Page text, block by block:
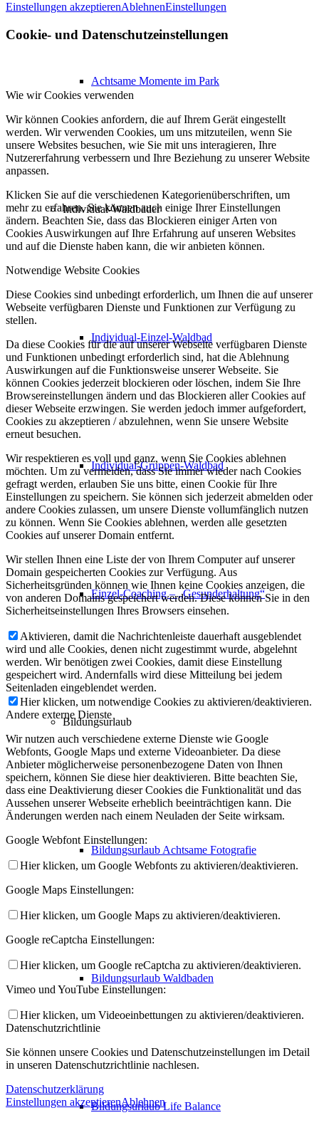
Achtsame Momente im Park
Individual-Waldbäder
Individual-Einzel-Waldbad
Individual-Gruppen-Waldbad
Einzel-Coaching – „Gesunderhaltung“
Bildungsurlaub
Bildungsurlaub Achtsame Fotografie
Bildungsurlaub Waldbaden
Bildungsurlaub Life Balance
Einstellungen akzeptierenAblehnenEinstellungen
Cookie- und Datenschutzeinstellungen
Wie wir Cookies verwenden
Wir können Cookies anfordern, die auf Ihrem Gerät eingestellt
werden. Wir verwenden Cookies, um uns mitzuteilen, wenn Sie
unsere Websites besuchen, wie Sie mit uns interagieren, Ihre
Nutzererfahrung verbessern und Ihre Beziehung zu unserer Website
anpassen.
Klicken Sie auf die verschiedenen Kategorienüberschriften, um
mehr zu erfahren. Sie können auch einige Ihrer Einstellungen
ändern. Beachten Sie, dass das Blockieren einiger Arten von
Cookies Auswirkungen auf Ihre Erfahrung auf unseren Websites
und auf die Dienste haben kann, die wir anbieten können.
Notwendige Website Cookies
Diese Cookies sind unbedingt erforderlich, um Ihnen die auf unserer
Webseite verfügbaren Dienste und Funktionen zur Verfügung zu
stellen.
Da diese Cookies für die auf unserer Webseite verfügbaren Dienste
und Funktionen unbedingt erforderlich sind, hat die Ablehnung
Auswirkungen auf die Funktionsweise unserer Webseite. Sie
können Cookies jederzeit blockieren oder löschen, indem Sie Ihre
Browsereinstellungen ändern und das Blockieren aller Cookies auf
dieser Webseite erzwingen. Sie werden jedoch immer aufgefordert,
Cookies zu akzeptieren / abzulehnen, wenn Sie unsere Website
erneut besuchen.
Wir respektieren es voll und ganz, wenn Sie Cookies ablehnen
möchten. Um zu vermeiden, dass Sie immer wieder nach Cookies
gefragt werden, erlauben Sie uns bitte, einen Cookie für Ihre
Einstellungen zu speichern. Sie können sich jederzeit abmelden oder
andere Cookies zulassen, um unsere Dienste vollumfänglich nutzen
zu können. Wenn Sie Cookies ablehnen, werden alle gesetzten
Cookies auf unserer Domain entfernt.
Wir stellen Ihnen eine Liste der von Ihrem Computer auf unserer
Domain gespeicherten Cookies zur Verfügung. Aus
Sicherheitsgründen können wie Ihnen keine Cookies anzeigen, die
von anderen Domains gespeichert werden. Diese können Sie in den
Sicherheitseinstellungen Ihres Browsers einsehen.
Aktivieren, damit die Nachrichtenleiste dauerhaft ausgeblendet
wird und alle Cookies, denen nicht zugestimmt wurde, abgelehnt
werden. Wir benötigen zwei Cookies, damit diese Einstellung
gespeichert wird. Andernfalls wird diese Mitteilung bei jedem
Seitenladen eingeblendet werden.
Hier klicken, um notwendige Cookies zu aktivieren/deaktivieren.
Andere externe Dienste
Wir nutzen auch verschiedene externe Dienste wie Google
Webfonts, Google Maps und externe Videoanbieter. Da diese
Anbieter möglicherweise personenbezogene Daten von Ihnen
speichern, können Sie diese hier deaktivieren. Bitte beachten Sie,
dass eine Deaktivierung dieser Cookies die Funktionalität und das
Aussehen unserer Webseite erheblich beeinträchtigen kann. Die
Änderungen werden nach einem Neuladen der Seite wirksam.
Google Webfont Einstellungen:
Hier klicken, um Google Webfonts zu aktivieren/deaktivieren.
Google Maps Einstellungen:
Hier klicken, um Google Maps zu aktivieren/deaktivieren.
Google reCaptcha Einstellungen:
Hier klicken, um Google reCaptcha zu aktivieren/deaktivieren.
Vimeo und YouTube Einstellungen:
Hier klicken, um Videoeinbettungen zu aktivieren/deaktivieren.
Datenschutzrichtlinie
Sie können unsere Cookies und Datenschutzeinstellungen im Detail
in unseren Datenschutzrichtlinie nachlesen.
Datenschutzerklärung
Einstellungen akzeptierenAblehnen